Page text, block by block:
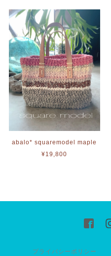
abalo* squaremodel maple
¥19,800
プライバシーポリシー